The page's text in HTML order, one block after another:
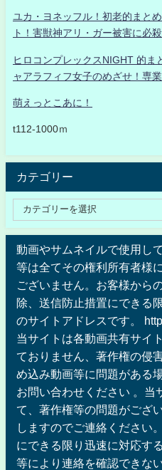
ユカ・ヨネッフル！初老的まと
ト！害獣神アリ・ガー被害に必
ヒロコンプレックスNIGHT 的ま
ャアラフィフ女子のめざせ！専
萌えっとこあに！
t112-1000ｍ
カテゴリー
動画やサムネイルで使用し
等は全てその権利所有者様
ございません。お客様から
除、送信防止措置にできる
のサイトアドレスです。
当サイトは各動画共有サイ
ておりません、著作権の侵
め込み動画等に問題がある
お問い合わせください 。当
て、著作権等の問題がござ
しますのでご連絡ください
にできる限り迅速に対応す
等により連絡を確認できな